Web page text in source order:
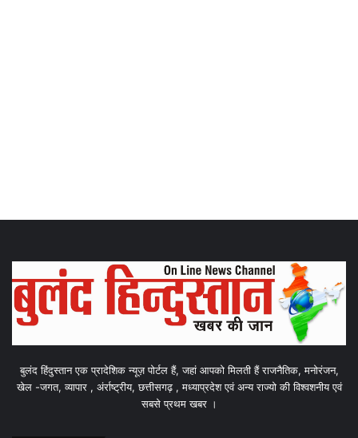
बुलंद हिंदुस्तान एक प्रादेशिक न्यूज़ पोर्टल हैं, जहां आपको मिलती हैं राजनैतिक, मनोरंजन,
खेल -जगत, व्यापार , अंर्राष्ट्रीय, छत्तीसगढ़ , मध्याप्रदेश एवं अन्य राज्यो की विश्वशनीय एवं
सबसे प्रथम खबर ।